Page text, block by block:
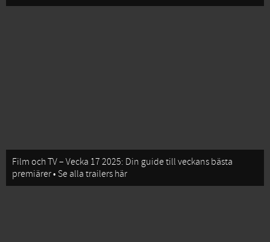
Film och TV – Vecka 17 2025: Din guide till veckans bästa
premiärer • Se alla trailers här